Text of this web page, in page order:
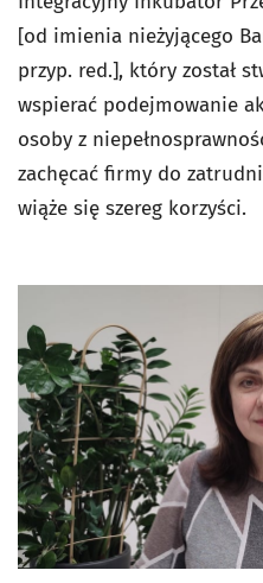
[od imienia nieżyjącego
przyp. red.], który został
wspierać podejmowanie
osoby z
zachęcać firmy do
wiąże się szereg korzyści.